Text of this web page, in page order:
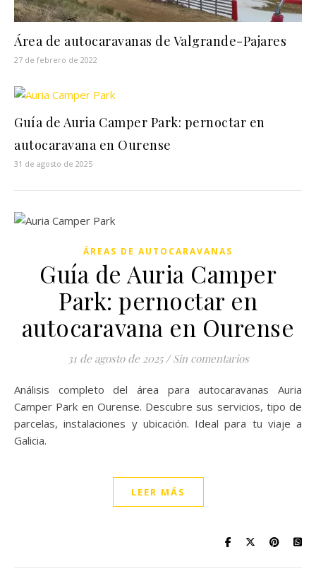
Área de autocaravanas de Valgrande-Pajares
27 de febrero de 2022
Guía de Auria Camper Park: pernoctar en
autocaravana en Ourense
31 de agosto de 2025
ÁREAS DE AUTOCARAVANAS
Guía de Auria Camper
Park: pernoctar en
autocaravana en Ourense
31 de agosto de 2025 / Sin comentarios
Análisis completo del área para autocaravanas Auria
Camper Park en Ourense. Descubre sus servicios, tipo de
parcelas, instalaciones y ubicación. Ideal para tu viaje a
Galicia.
LEER MÁS